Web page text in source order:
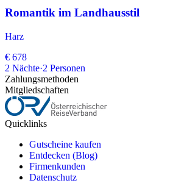
Romantik im Landhausstil
Harz
€ 678
2 Nächte·2 Personen
Zahlungsmethoden
Mitgliedschaften
Quicklinks
Gutscheine kaufen
Entdecken (Blog)
Firmenkunden
Datenschutz